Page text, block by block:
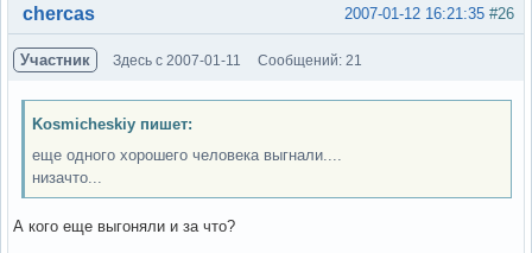
#26
2007-01-12 16:21:35
chercas
Участник Здесь с 2007-01-11 Сообщений: 21
Kosmicheskiy пишет:
еще одного хорошего человека выгнали....
низачто...
А кого еще выгоняли и за что?